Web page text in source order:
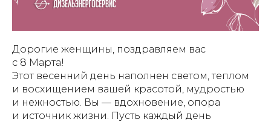
Дорогие женщины, поздравляем вас
с 8 Марта!
Этот весенний день наполнен светом, теплом
и восхищением вашей красотой, мудростью
и нежностью. Вы — вдохновение, опора
и источник жизни. Пусть каждый день